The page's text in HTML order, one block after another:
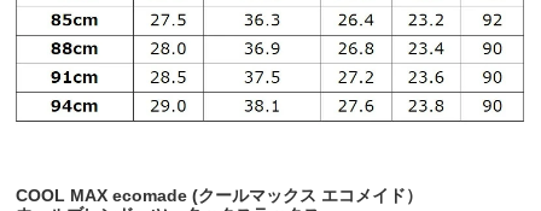
COOL MAX ecomade (クールマックス エコメイド）